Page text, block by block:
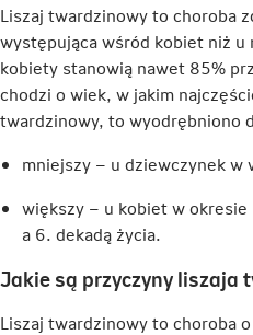
Liszaj twardzinowy to choroba
występująca wśród kobiet niż u
kobiety stanowią nawet 85%
chodzi o wiek, w jakim
twardzinowy, to wyodrębniono
mniejszy – u dziewczynek w
większy – u kobiet w
a 6. dekadą życia.
Jakie są przyczyny liszaja
Liszaj twardzinowy to choroba